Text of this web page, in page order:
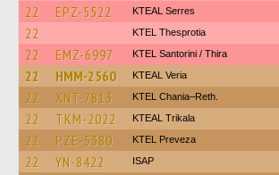
22 EPZ-5522 KTEAL Serres
22 KTEL Thesprotia
22 EMZ-6997 KTEL Santorini / Thira
22 HMM-2560 KTEAL Veria
22 XNT-7813 KTEL Chania–Reth.
22 TKM-2022 KTEAL Trikala
22 PZE-5380 KTEL Preveza
22 YN-8422 ISAP